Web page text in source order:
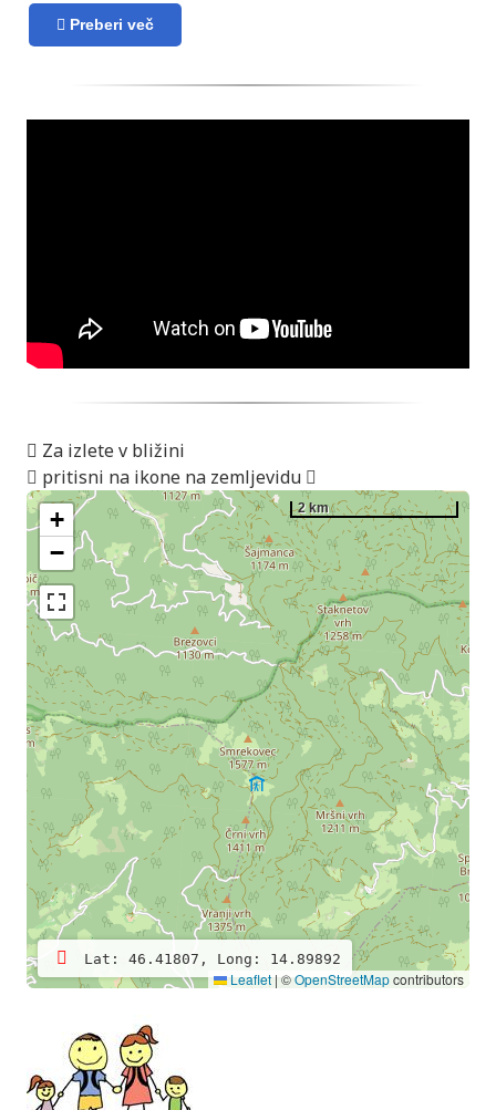
Preberi več
Za izlete v bližini
pritisni na ikone na zemljevidu
+
−
2 km
Lat: 46.41807, Long: 14.89892
Leaflet | ©OpenStreetMapcontributors